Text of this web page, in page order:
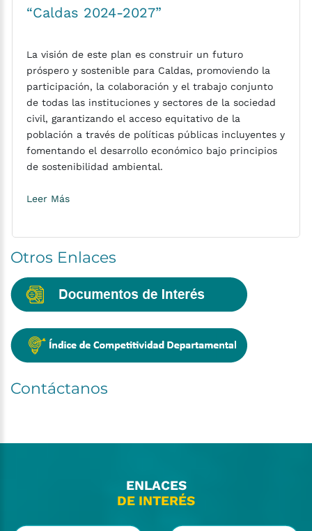
“Caldas 2024-2027”
La visión de este plan es construir un futuro
próspero y sostenible para Caldas, promoviendo la
participación, la colaboración y el trabajo conjunto
de todas las instituciones y sectores de la sociedad
civil, garantizando el acceso equitativo de la
población a través de políticas públicas incluyentes y
fomentando el desarrollo económico bajo principios
de sostenibilidad ambiental.
Leer Más
Otros Enlaces
Contáctanos
ENLACES
DE INTERÉS